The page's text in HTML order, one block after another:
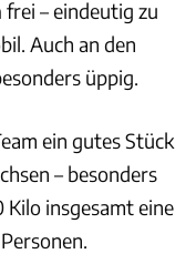
frei – eindeutig zu
Auch an den
üppig.
ein gutes Stück
– besonders
insgesamt eine